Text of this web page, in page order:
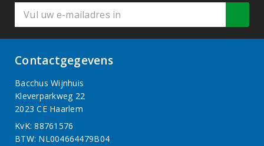
Contactgegevens
Bacchus Wijnhuis
Kleverparkweg 22
2023 CE Haarlem
KvK: 88761576
BTW: NL004664479B04